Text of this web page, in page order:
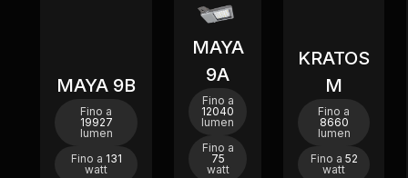
MAYA 9B
Fino a
19927
lumen
Fino a 131
watt
New
MAYA
9A
Fino a
12040
lumen
Fino a
75
watt
KRATOS
M
Fino a
8660
lumen
Fino a 52
watt